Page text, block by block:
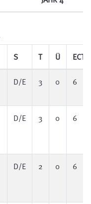
S T Ü ECTS
D/E 3 0 6
D/E 3 0 6
D/E 2 0 6